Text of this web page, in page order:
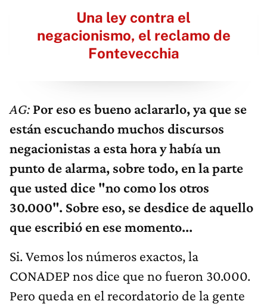
Una ley contra el
negacionismo, el reclamo de
Fontevecchia
AG: Por eso es bueno aclararlo, ya que se
están escuchando muchos discursos
negacionistas a esta hora y había un
punto de alarma, sobre todo, en la parte
que usted dice "no como los otros
30.000". Sobre eso, se desdice de aquello
que escribió en ese momento...
Si. Vemos los números exactos, la
CONADEP nos dice que no fueron 30.000.
Pero queda en el recordatorio de la gente